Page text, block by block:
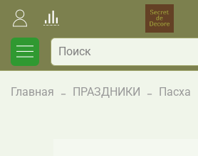
Главная ПРАЗДНИКИ Пасха